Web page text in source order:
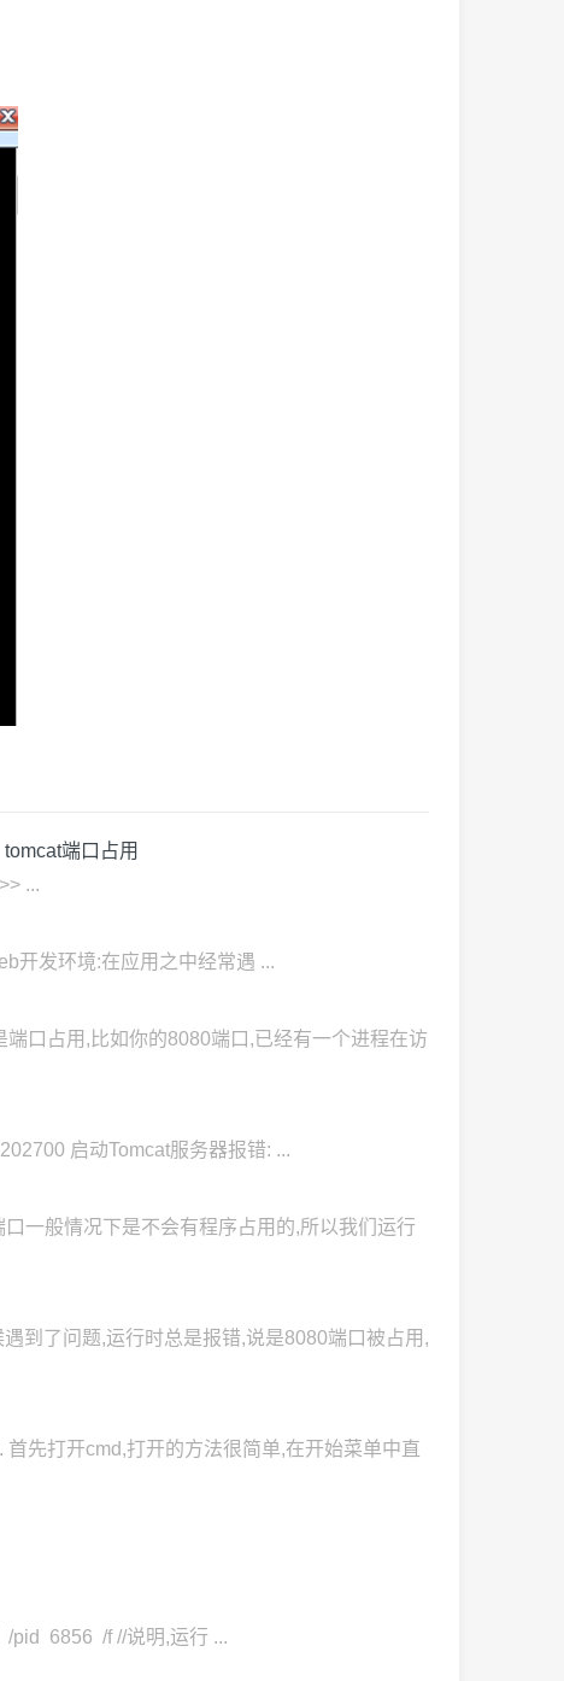
端口占用
...
开发环境:在应用之中经常遇 ...
口占用,比如你的8080端口,已经有一个进程在访
启动Tomcat服务器报错: ...
一般情况下是不会有程序占用的,所以我们运行
到了问题,运行时总是报错,说是8080端口被占用,
先打开cmd,打开的方法很简单,在开始菜单中直
pid 6856 /f //说明,运行 ...